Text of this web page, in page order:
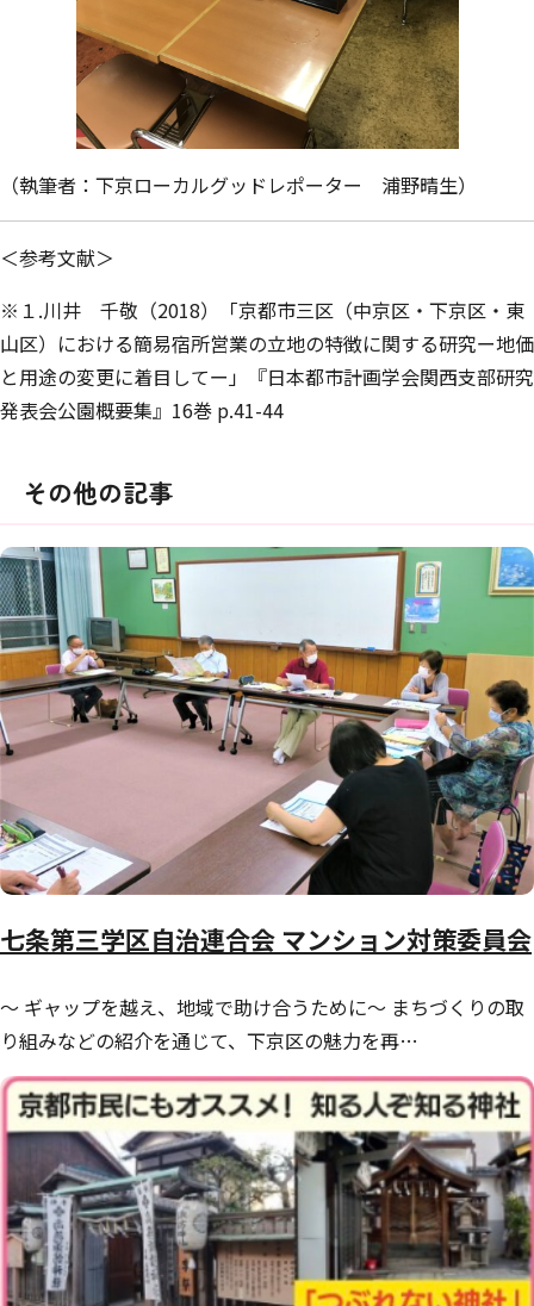
（執筆者：下京ローカルグッドレポーター 浦野晴生）
＜参考文献＞
※１.川井 千敬（2018）「京都市三区（中京区・下京区・東
山区）における簡易宿所営業の立地の特徴に関する研究ー地価
と用途の変更に着目してー」『日本都市計画学会関西支部研究
発表会公園概要集』16巻 p.41-44
その他の記事
七条第三学区自治連合会 マンション対策委員会
～ ギャップを越え、地域で助け合うために～ まちづくりの取
り組みなどの紹介を通じて、下京区の魅力を再…